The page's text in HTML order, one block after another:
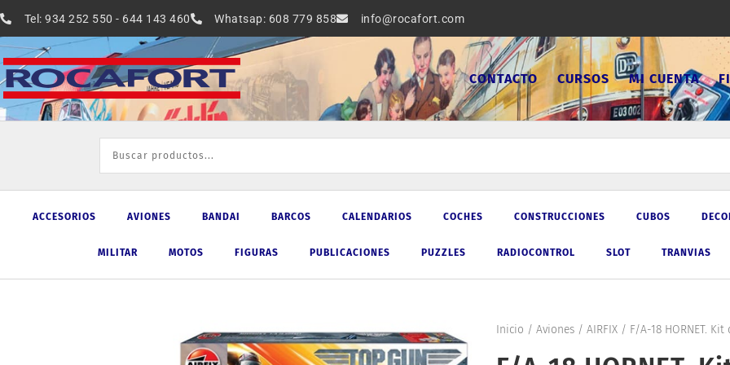
al
contenido
Tel: 934 252 550 - 644 143 460 Whatsap: 608 779 858 info@rocafort.com
CONTACTO CURSOS MI CUENTA
ACCESORIOS AVIONES BANDAI BARCOS CALENDARIOS COCHES CONSTRUCCIONES CUBOS
MILITAR MOTOS FIGURAS PUBLICACIONES PUZZLES RADIOCONTROL SLOT TRANVIAS
Inicio / Aviones/ AIRFIX/ F/A-18 HORNET. Kit